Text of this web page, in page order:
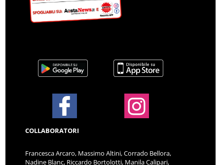
COLLABORATORI
Francesca Arcaro, Massimo Altini, Corrado Bellora,
Nadine Blanc, Riccardo Bortolotti, Manila Calipari,